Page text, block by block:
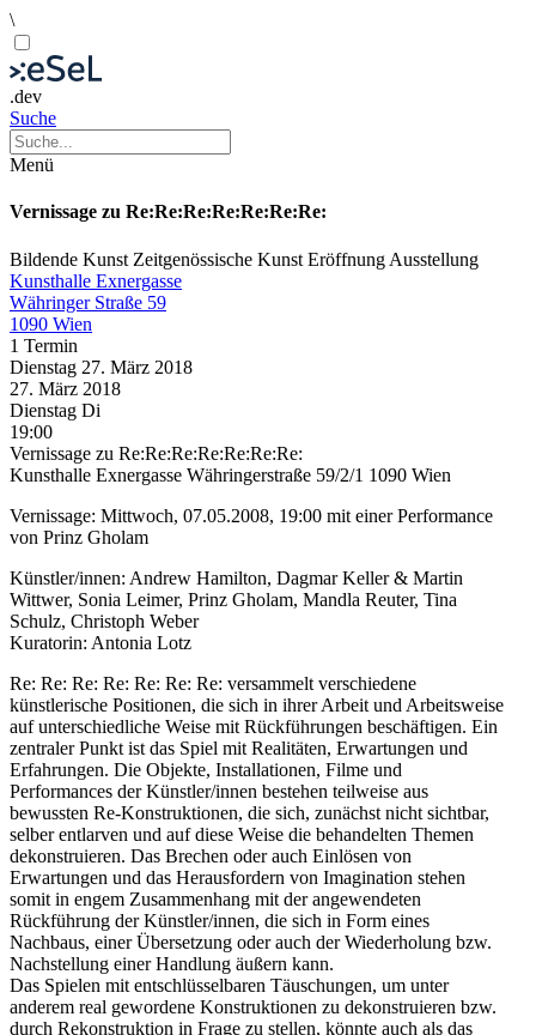
\
.dev
Suche
Menü
Vernissage zu Re:Re:Re:Re:Re:Re:Re:
Bildende Kunst Zeitgenössische Kunst Eröffnung Ausstellung
Kunsthalle Exnergasse
Währinger Straße 59
1090 Wien
1 Termin
Dienstag 27. März 2018
27. März 2018
Dienstag Di
19:00
Vernissage zu Re:Re:Re:Re:Re:Re:Re:
Kunsthalle Exnergasse Währingerstraße 59/2/1 1090 Wien
Vernissage: Mittwoch, 07.05.2008, 19:00 mit einer Performance
von Prinz Gholam
Künstler/innen: Andrew Hamilton, Dagmar Keller & Martin
Wittwer, Sonia Leimer, Prinz Gholam, Mandla Reuter, Tina
Schulz, Christoph Weber
Kuratorin: Antonia Lotz
Re: Re: Re: Re: Re: Re: Re: versammelt verschiedene
künstlerische Positionen, die sich in ihrer Arbeit und Arbeitsweise
auf unterschiedliche Weise mit Rückführungen beschäftigen. Ein
zentraler Punkt ist das Spiel mit Realitäten, Erwartungen und
Erfahrungen. Die Objekte, Installationen, Filme und
Performances der Künstler/innen bestehen teilweise aus
bewussten Re-Konstruktionen, die sich, zunächst nicht sichtbar,
selber entlarven und auf diese Weise die behandelten Themen
dekonstruieren. Das Brechen oder auch Einlösen von
Erwartungen und das Herausfordern von Imagination stehen
somit in engem Zusammenhang mit der angewendeten
Rückführung der Künstler/innen, die sich in Form eines
Nachbaus, einer Übersetzung oder auch der Wiederholung bzw.
Nachstellung einer Handlung äußern kann.
Das Spielen mit entschlüsselbaren Täuschungen, um unter
anderem real gewordene Konstruktionen zu dekonstruieren bzw.
durch Rekonstruktion in Frage zu stellen, könnte auch als das